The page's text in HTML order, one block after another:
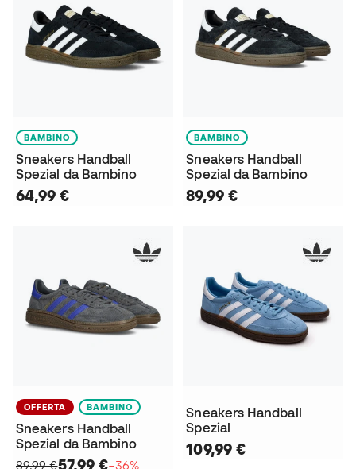
BAMBINO
Sneakers Handball
Spezial da Bambino
64,99 €
BAMBINO
Sneakers Handball
Spezial da Bambino
89,99 €
OFFERTA BAMBINO
Sneakers Handball
Spezial da Bambino
89,99 €57,99 €−36%
Sneakers Handball
Spezial
109,99 €